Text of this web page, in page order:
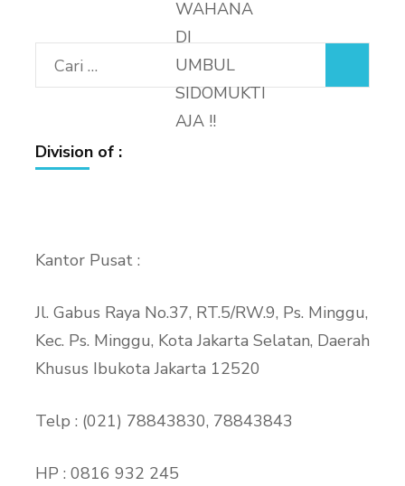
Cari
untuk:
Division of :
Kantor Pusat :
Jl. Gabus Raya No.37, RT.5/RW.9, Ps. Minggu,
Kec. Ps. Minggu, Kota Jakarta Selatan, Daerah
Khusus Ibukota Jakarta 12520
Telp : (021) 78843830, 78843843
HP : 0816 932 245